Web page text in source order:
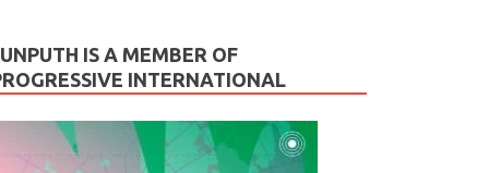
IS A MEMBER OF
INTERNATIONAL